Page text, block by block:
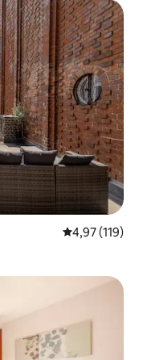
„Odabrali gosti”
Prosječna
4,97 (119)